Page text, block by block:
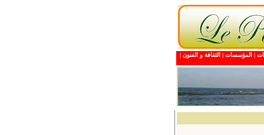
| لمؤسسات | الثقافة و الفنون |